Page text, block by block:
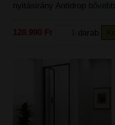
nyitásirány Antidrop
128.990 Ft darab